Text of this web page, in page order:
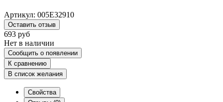
Артикул: 005E32910
Оставить отзыв
693 руб
Нет в наличии
Сообщить о появлении
К сравнению
В список желания
Свойства